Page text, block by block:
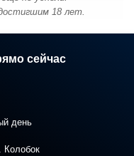
18 лет.
сейчас
день
Колобок